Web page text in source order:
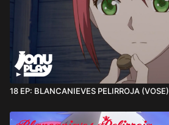
18 EP: BLANCANIEVES PELIRROJA (VOSE)